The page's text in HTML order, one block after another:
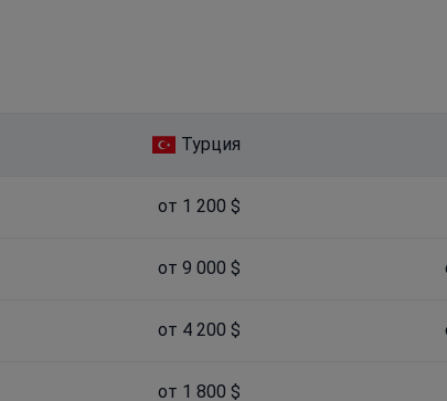
Турция
от 1 200 $
от 9 000 $
от 4 200 $
от 1 800 $